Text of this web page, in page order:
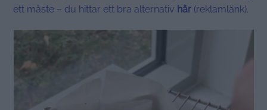
ett måste – du hittar ett bra alternativ här (reklamlänk).